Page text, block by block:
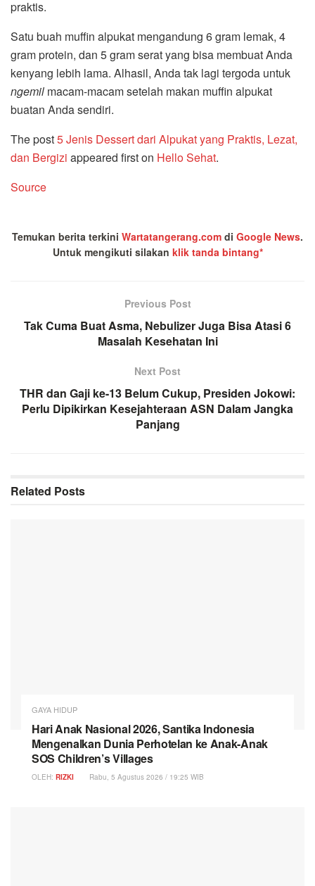
praktis.
Satu buah muffin alpukat mengandung 6 gram lemak, 4
gram protein, dan 5 gram serat yang bisa membuat Anda
kenyang lebih lama. Alhasil, Anda tak lagi tergoda untuk
ngemil macam-macam setelah makan muffin alpukat
buatan Anda sendiri.
The post5 Jenis Dessert dari Alpukat yang Praktis, Lezat,
dan Bergizi appeared first on Hello Sehat.
Source
Temukan berita terkini Wartatangerang.com di Google News.
Untuk mengikuti silakan klik tanda bintang*
Previous Post
Tak Cuma Buat Asma, Nebulizer Juga Bisa Atasi 6
Masalah Kesehatan Ini
Next Post
THR dan Gaji ke-13 Belum Cukup, Presiden Jokowi:
Perlu Dipikirkan Kesejahteraan ASN Dalam Jangka
Panjang
Related Posts
GAYA HIDUP
Hari Anak Nasional 2026, Santika Indonesia
Mengenalkan Dunia Perhotelan ke Anak-Anak
SOS Children’s Villages
OLEH: RIZKI Rabu, 5 Agustus 2026 / 19:25 WIB